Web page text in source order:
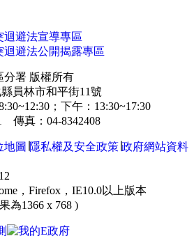
迴避法宣導專區
避法公開揭露專區
分署 版權所有
員林市和平街11號
；下午：13:30~17:30
傳真：04-8342408
地圖 隱私權及安全政策 政府網站資料
，Firefox，IE10.0以上版本
為1366 x 768 )